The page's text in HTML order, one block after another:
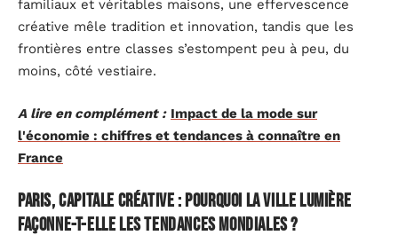
familiaux et véritables maisons, une effervescence
créative mêle tradition et innovation, tandis que les
frontières entre classes s’estompent peu à peu, du
moins, côté vestiaire.
A lire en complément : Impact de la mode sur
l'économie : chiffres et tendances à connaître en
France
Paris, capitale créative : pourquoi la ville lumière
façonne-t-elle les tendances mondiales ?